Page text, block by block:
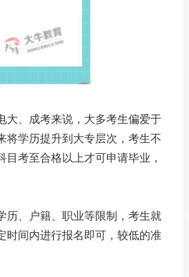
大、成考来说，大多考生偏爱于
将学历提升到大专层次，考生不
考至合格以上才可申请毕业，
历、户籍、职业等限制，考生就
时间内进行报名即可，较低的准